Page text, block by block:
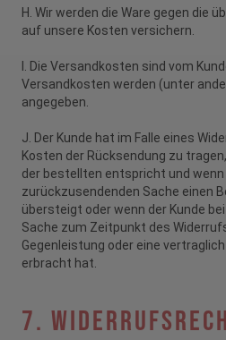
H. Wir werden die Ware gegen die
auf unsere Kosten versichern.
I. Die Versandkosten sind vom
Versandkosten werden (unter
angegeben.
J. Der Kunde hat im Falle eines
Kosten der Rücksendung zu
der bestellten entspricht und wenn
zurückzusendenden Sache einen
übersteigt oder wenn der Kunde
Sache zum Zeitpunkt des
Gegenleistung oder eine
erbracht hat.
7.